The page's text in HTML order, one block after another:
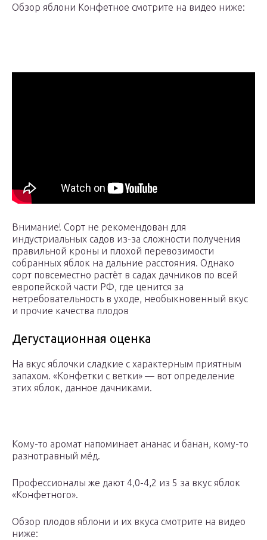
Обзор яблони Конфетное смотрите на видео ниже:
Внимание! Сорт не рекомендован для
индустриальных садов из-за сложности получения
правильной кроны и плохой перевозимости
собранных яблок на дальние расстояния. Однако
сорт повсеместно растёт в садах дачников по всей
европейской части РФ, где ценится за
нетребовательность в уходе, необыкновенный вкус
и прочие качества плодов
Дегустационная оценка
На вкус яблочки сладкие с характерным приятным
запахом. «Конфетки с ветки» — вот определение
этих яблок, данное дачниками.
Кому-то аромат напоминает ананас и банан, кому-то
разнотравный мёд.
Профессионалы же дают 4,0-4,2 из 5 за вкус яблок
«Конфетного».
Обзор плодов яблони и их вкуса смотрите на видео
ниже: